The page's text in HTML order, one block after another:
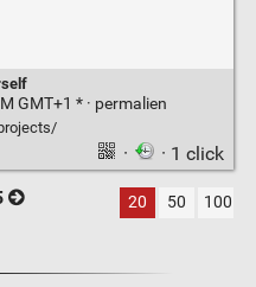
GMT+1 * · permalien
·
· 1 click
20 50 100